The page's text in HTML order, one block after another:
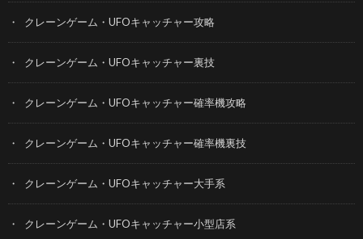
クレーンゲーム・UFOキャッチャー攻略
クレーンゲーム・UFOキャッチャー裏技
クレーンゲーム・UFOキャッチャー確率機攻略
クレーンゲーム・UFOキャッチャー確率機裏技
クレーンゲーム・UFOキャッチャー大手系
クレーンゲーム・UFOキャッチャー小型店系